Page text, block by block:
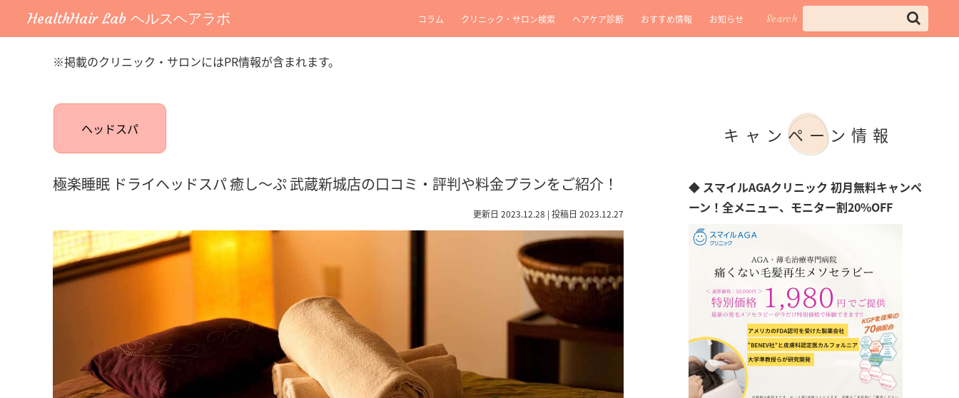
HealthHair Lab ヘルスヘアラボ コラム クリニック・サロン検索 ヘアケア診断 おすすめ情報 お知らせ Search
※掲載のクリニック・サロンにはPR情報が含まれます。
ヘッドスパ
極楽睡眠 ドライヘッドスパ 癒し～ぷ 武蔵新城店の口コミ・評判や料金プランをご紹介！
更新日 2023.12.28 | 投稿日 2023.12.27
キャンペーン情報
◆ スマイルAGAクリニック 初月無料キャンペ
ーン！全メニュー、モニター割20%OFF